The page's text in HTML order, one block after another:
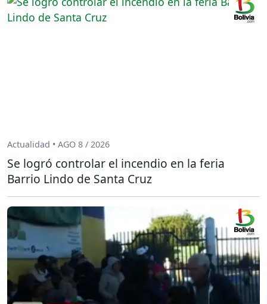
Actualidad • AGO 8 / 2026
Se logró controlar el incendio en la feria
Barrio Lindo de Santa Cruz